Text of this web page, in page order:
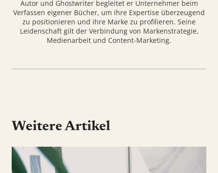
Autor und Ghostwriter begleitet er Unternehmer beim
Verfassen eigener Bücher, um ihre Expertise überzeugend
zu positionieren und ihre Marke zu profilieren. Seine
Leidenschaft gilt der Verbindung von Markenstrategie,
Medienarbeit und Content-Marketing.
Weitere Artikel